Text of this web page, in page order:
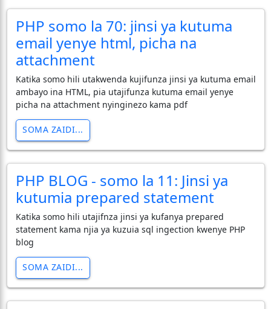
PHP somo la 70: jinsi ya kutuma
email yenye html, picha na
attachment
Katika somo hili utakwenda kujifunza jinsi ya kutuma email
ambayo ina HTML, pia utajifunza kutuma email yenye
picha na attachment nyinginezo kama pdf
SOMA ZAIDI...
PHP BLOG - somo la 11: Jinsi ya
kutumia prepared statement
Katika somo hili utajifnza jinsi ya kufanya prepared
statement kama njia ya kuzuia sql ingection kwenye PHP
blog
SOMA ZAIDI...